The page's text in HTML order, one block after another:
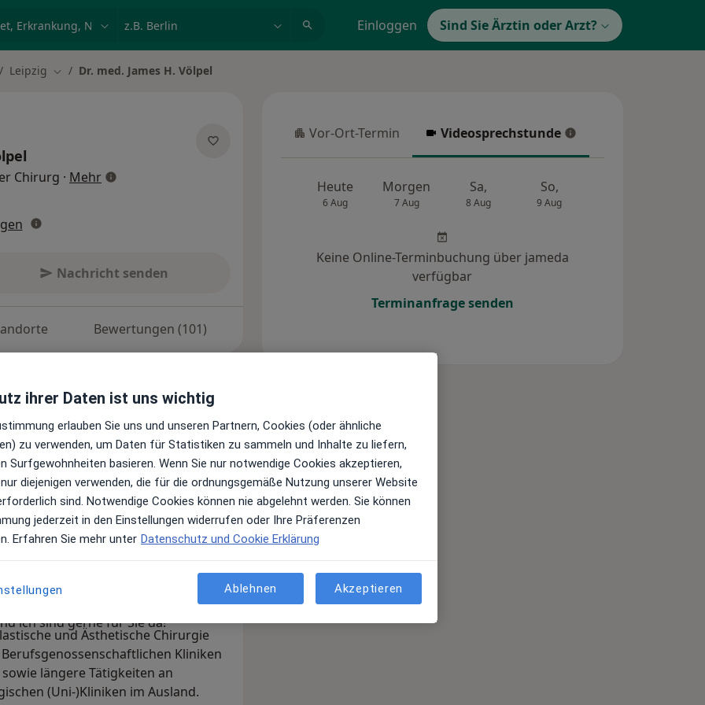
Einloggen Sind Sie Ärztin oder Arzt?
ändern
Leipzig Stadt ändern
Dr. med. James H. Völpel
Chirurg · Mehrüber Spezialisierungen
Nachricht senden
Bewertungen (101)
Juni 2022 Juni 2022 Juni 2022
Ich, Dr. med. James H. Völpel, bin
und bin Spezialist im Bereich
sowie der
Terminvereinbarung - für ein
5831940 oder unter
ich sind gerne für Sie da!
und Ästhetische Chirurgie
Kliniken
längere Tätigkeiten an
(Uni-)Kliniken im Ausland.
Vor-Ort-Termin
Vor-Ort-Termin Videosprechstunde
Videosprechstunde
Heute
6 Aug
Morgen
7 Aug
Sa,
8 Aug
So,
9 Aug
Keine Online-Terminbuchung über jameda
verfügbar
Terminanfrage senden
ihrer Daten ist uns wichtig
erlauben Sie uns und unseren Partnern, Cookies (oder ähnliche
zu verwenden, um Daten für Statistiken zu sammeln und Inhalte zu liefern,
Surfgewohnheiten basieren. Wenn Sie nur notwendige Cookies akzeptieren,
diejenigen verwenden, die für die ordnungsgemäße Nutzung unserer Website
sind. Notwendige Cookies können nie abgelehnt werden. Sie können
jederzeit in den Einstellungen widerrufen oder Ihre Präferenzen
Erfahren Sie mehr unter Datenschutz und Cookie Erklärung
Ablehnen Akzeptieren